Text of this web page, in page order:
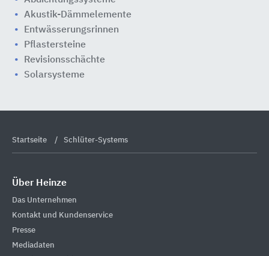
Akustik-Dämmelemente
Entwässerungsrinnen
Pflastersteine
Revisionsschächte
Solarsysteme
Startseite Schlüter-Systems
Über Heinze
Das Unternehmen
Kontakt und Kundenservice
Presse
Mediadaten